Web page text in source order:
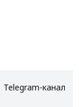
Telegram-канал